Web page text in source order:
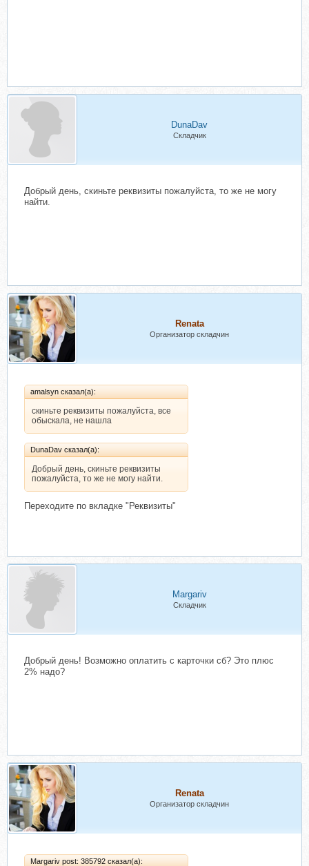
DunaDav
Складчик
Добрый день, скиньте реквизиты пожалуйста, то же не могу
найти.
Renata
Организатор складчин
amalsyn сказал(а):
скиньте реквизиты пожалуйста, все
обыскала, не нашла
DunaDav сказал(а):
Добрый день, скиньте реквизиты
пожалуйста, то же не могу найти.
Переходите по вкладке "Реквизиты"
Margariv
Складчик
Добрый день! Возможно оплатить с карточки сб? Это плюс
2% надо?
Renata
Организатор складчин
Margariv post: 385792 сказал(а):